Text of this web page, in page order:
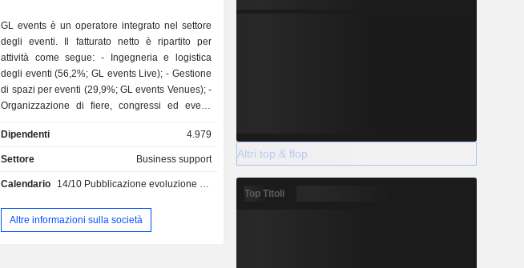
GL events è un operatore integrato nel settore
degli eventi. Il fatturato netto è ripartito per
attività come segue: - Ingegneria e logistica
degli eventi (56,2%; GL events Live); - Gestione
di spazi per eventi (29,9%; GL events Venues); -
Organizzazione di fiere, congressi ed eventi
Dipendenti
4.979
Settore Business support
Calendario 14/10 Pubblicazione evoluzione dell'attività - Q3 2026
Altre informazioni sulla società
Altri top & flop
Top Titoli